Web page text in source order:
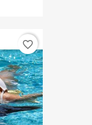
favorite_border